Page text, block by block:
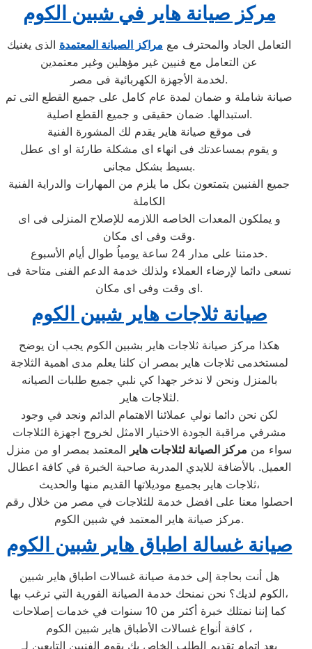
مركز صيانة هاير في شبين الكوم
التعامل الجاد والمحترف مع مراكز الصيانة المعتمدة الذى يغنيك
عن التعامل مع فنيين غير مؤهلين وغير معتمدين
لخدمة الأجهزة الكهربائية فى مصر.
صيانة شاملة و ضمان لمدة عام كامل على جميع القطع التى تم
استبدالها. ضمان حقيقى و جميع القطع اصلية.
فى موقع صيانة هاير يقدم لك المشورة الفنية
و يقوم بمساعدتك فى انهاء اى مشكلة طارئة او اى عطل
بسيط بشكل مجانى.
جميع الفنيين يتمتعون بكل ما يلزم من المهارات والدراية الفنية
الكاملة
و يملكون المعدات الخاصه اللازمه للإصلاح المنزلى فى اى
وقت وفى اى مكان.
خدمتنا على مدار 24 ساعة يومياُ طوال أيام الأسبوع.
نسعى دائما لإرضاء العملاء ولذلك خدمة الدعم الفنى متاحة فى
اى وقت وفى اى مكان.
صيانة ثلاجات هاير شبين الكوم
هكذا مركز صيانة ثلاجات هاير بشبين الكوم يجب ان يوضح
لمستخدمى ثلاجات هاير بمصر ان كلنا يعلم مدى اهمية الثلاجة
بالمنزل ونحن لا ندخر جهدا كي نلبي جميع طلبات الصيانه
لثلاجات هاير.
لكن نحن دائما نولي عملائنا الاهتمام الدائم ونجد في وجود
مشرفي مراقبة الجودة الاختيار الامثل لخروج اجهزة الثلاجات
سواء من مركز الصيانة لثلاجات هاير المعتمد بمصر او من منزل
العميل. بالأضافة للايدي المدربة صاحبة الخبرة في كافة اعطال
ثلاجات هاير بجميع موديلاتها القديم منها والحديث،
احصلوا معنا على افضل خدمة للثلاجات في مصر من خلال رقم
مركز صيانة هاير المعتمد في شبين الكوم.
صيانة غسالة اطباق هاير شبين الكوم
هل أنت بحاجة إلى خدمة صيانة غسالات اطباق هاير شبين
الكوم لديك؟ نحن نمنحك خدمة الصيانة الفورية التي ترغب بها،
كما إننا نمتلك خبرة أكثر من 10 سنوات في خدمات إصلاحات
كافة أنواع غسالات الأطباق هاير شبين الكوم ،
بعد إتمام تقديم الطلب الخاص بك يقوم الفنيين التابعين لـ